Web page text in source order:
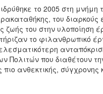
το 2005 στη μνήμη
του
ζωής του στην
το φιλανθρωπικό
Πολιτών που διαθέτουν
ανθεκτικής, σύγχρονης